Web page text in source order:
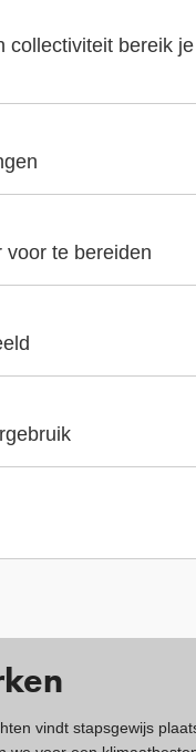
collectiviteit bereik
voor te bereiden
vindt stapsgewijs